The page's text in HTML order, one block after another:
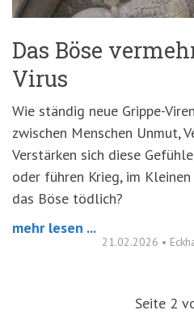
Das Böse
Virus
Wie ständig neue Grippe-
zwischen Menschen Unmut,
Verstärken sich diese
oder führen Krieg, im
das Böse tödlich?
mehr lesen ...
21.02.2026 •
Seite 2